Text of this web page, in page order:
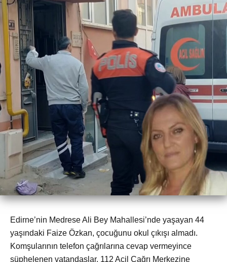
Edirne’nin Medrese Ali Bey Mahallesi’nde yaşayan 44
yaşındaki Faize Özkan, çocuğunu okul çıkışı almadı.
Komşularının telefon çağrılarına cevap vermeyince
şüphelenen vatandaşlar, 112 Acil Çağrı Merkezine